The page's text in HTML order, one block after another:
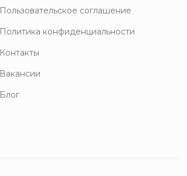
Пользовательское соглашение
Политика конфиденциальности
Контакты
Вакансии
Блог